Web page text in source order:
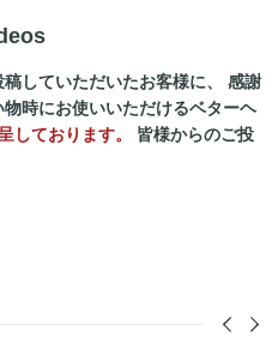
していただいたお客様に、 感謝
時にお使いいただけるベターヘ
しております。
皆様からのご投